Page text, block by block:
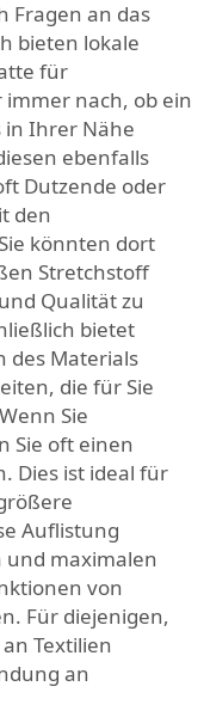
Fragen an das
bieten lokale
für
nach, ob ein
in Ihrer Nähe
ebenfalls
Dutzende oder
den
könnten dort
Stretchstoff
Qualität zu
bietet
des Materials
die für Sie
Sie
Sie oft einen
Dies ist ideal für
Auflistung
und maximalen
von
Für diejenigen,
Textilien
an